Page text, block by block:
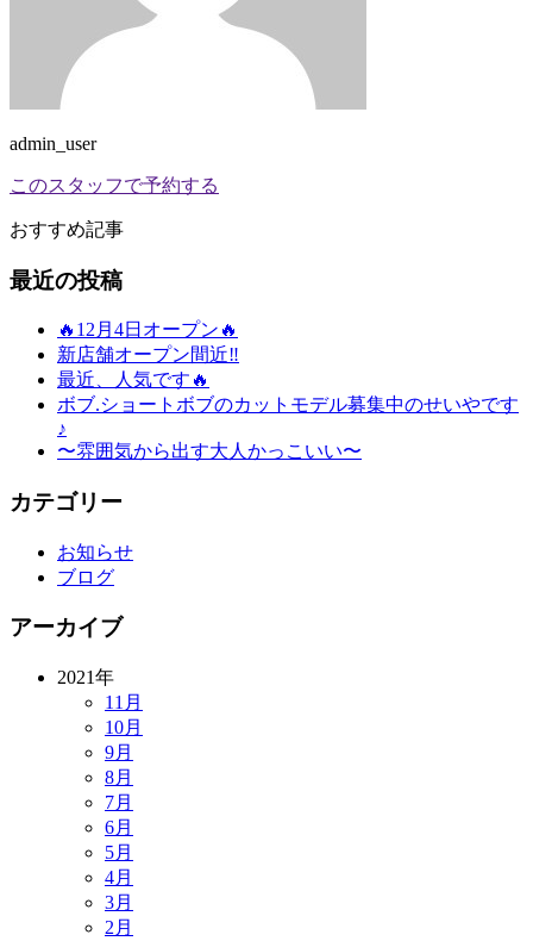
admin_user
このスタッフで予約する
おすすめ記事
最近の投稿
🔥12月4日オープン🔥
新店舗オープン間近‼️
最近、人気です🔥
ボブ.ショートボブのカットモデル募集中のせいやです
♪
〜雰囲気から出す大人かっこいい〜
カテゴリー
お知らせ
ブログ
アーカイブ
2021年
11月
10月
9月
8月
7月
6月
5月
4月
3月
2月